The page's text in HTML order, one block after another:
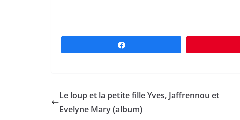
Le loup et la petite fille Yves, Jaffrennou et
Evelyne Mary (album)